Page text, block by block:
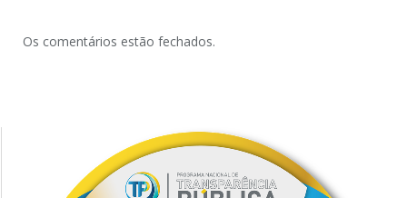
Os comentários estão fechados.